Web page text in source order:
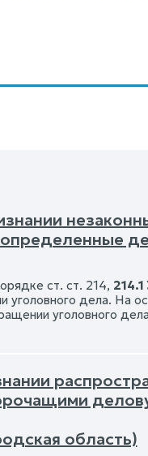
ст. ст. 214,
уголовного дела. На
уголовного
область)